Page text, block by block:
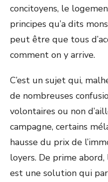
concitoyens, le
principes qu’a dits
peut être que tous
comment on y arrive.
C’est un sujet qui,
de nombreuses
volontaires ou non
campagne, certains
hausse du prix de
loyers. De prime abord,
est une solution qui